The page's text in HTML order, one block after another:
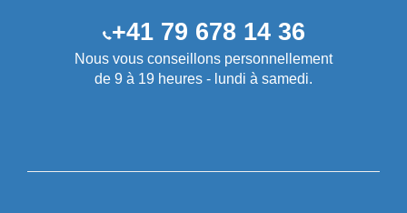
+41 79 678 14 36
Nous vous conseillons personnellement
de 9 à 19 heures - lundi à samedi.